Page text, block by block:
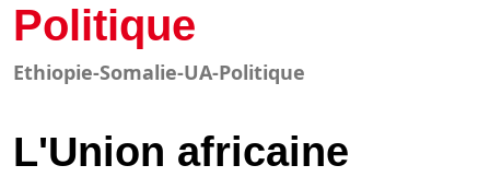
Politique
Ethiopie-Somalie-UA-Politique
L'Union africaine